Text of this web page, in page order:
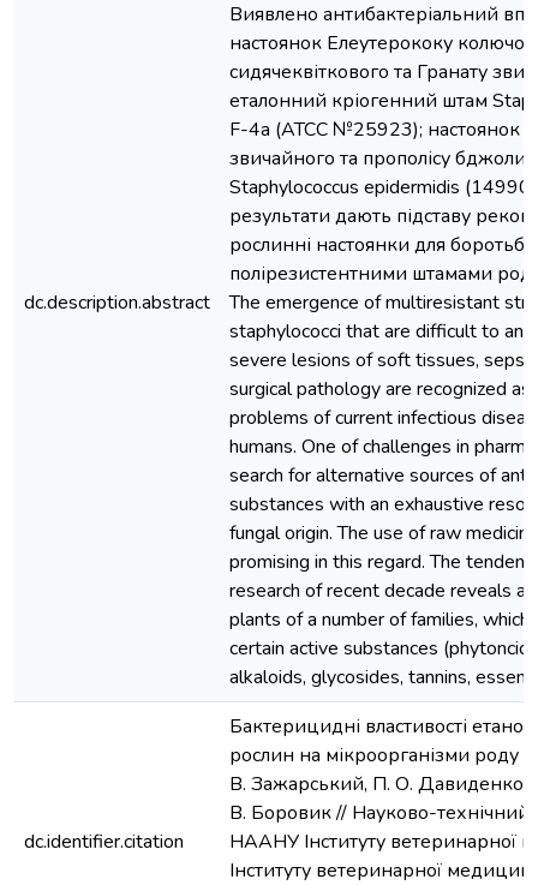
dc.description.abstract
Виявлено антибактеріальний
настоянок Елеутерококу
сидячеквіткового та Гранату
еталонний кріогенний штам
F-4a (АТСС №25923); настоянок
звичайного та прополісу
Staphylococcus epidermidis
результати дають підставу
рослинні настоянки для
полірезистентними штамами
The emergence of multiresistant
staphylococci that are difficult to
severe lesions of soft tissues,
surgical pathology are recognized
problems of current infectious
humans. One of challenges in
search for alternative sources of
substances with an exhaustive
fungal origin. The use of raw
promising in this regard. The
research of recent decade reveals a
plants of a number of families,
certain active substances
alkaloids, glycosides, tannins,
dc.identifier.citation
Бактерицидні властивості
рослин на мікроорганізми роду
В. Зажарський, П. О. Давиденко,
В. Боровик // Науково-технічний
НААНУ Інституту ветеринарної
Інституту ветеринарної